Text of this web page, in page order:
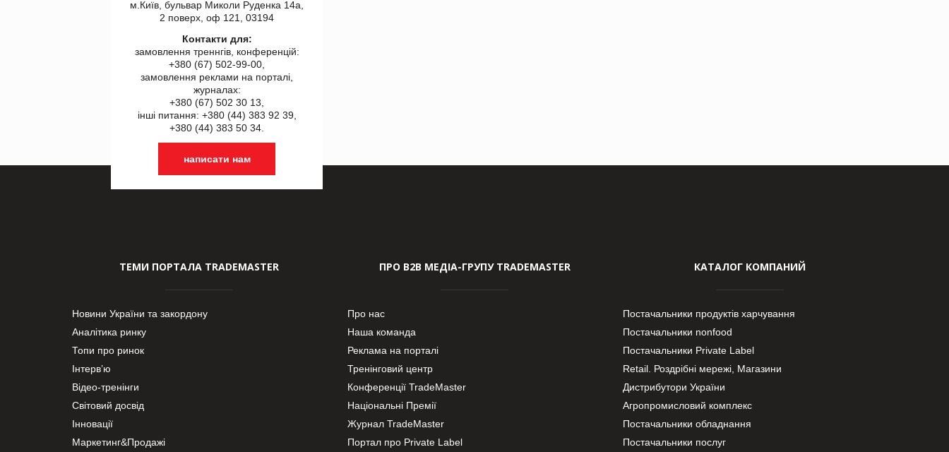
м.Київ, бульвар Миколи Руденка 14а,
2 поверх, оф 121, 03194
Контакти для:
замовлення треннгів, конференцій:
+380 (67) 502-99-00,
замовлення реклами на порталі,
журналах:
+380 (67) 502 30 13,
інші питання: +380 (44) 383 92 39,
+380 (44) 383 50 34.
написати нам
ТЕМИ ПОРТАЛА TRADEMASTER
Новини України та закордону
Аналітика ринку
Топи про ринок
Інтерв’ю
Відео-тренінги
Світовий досвід
Інновації
Маркетинг&Продажі
ПРО В2В МЕДІА-ГРУПУ TRADEMASTER
Про нас
Наша команда
Реклама на порталі
Тренінговий центр
Конференції TradeMaster
Національні Премії
Журнал TradeMaster
Портал про Private Label
КАТАЛОГ КОМПАНИЙ
Постачальники продуктів харчування
Постачальники nonfood
Постачальники Private Label
Retail. Роздрібні мережі, Магазини
Дистрибутори України
Агропромисловий комплекс
Постачальники обладнання
Постачальники послуг